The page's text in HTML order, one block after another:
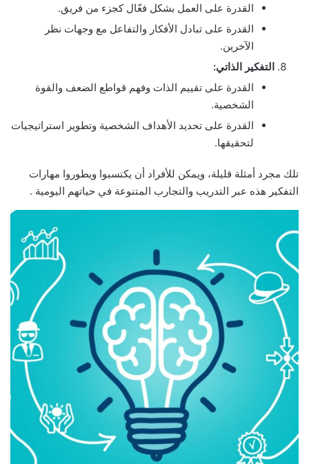
القدرة على العمل بشكل فعّال كجزء من فريق.
القدرة على تبادل الأفكار والتفاعل مع وجهات نظر
الآخرين.
التفكير الذاتي:
القدرة على تقييم الذات وفهم قواطع الضعف والقوة
الشخصية.
القدرة على تحديد الأهداف الشخصية وتطوير استراتيجيات
لتحقيقها.
تلك مجرد أمثلة قليلة، ويمكن للأفراد أن يكتسبوا ويطوروا مهارات
التفكير هذه عبر التدريب والتجارب المتنوعة في حياتهم اليومية .